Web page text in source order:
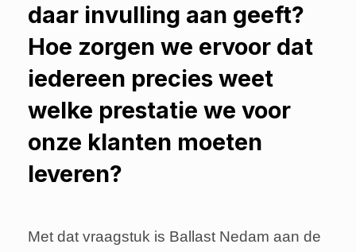
daar invulling aan geeft?
Hoe zorgen we ervoor dat
iedereen precies weet
welke prestatie we voor
onze klanten moeten
leveren?
Met dat vraagstuk is Ballast Nedam aan de